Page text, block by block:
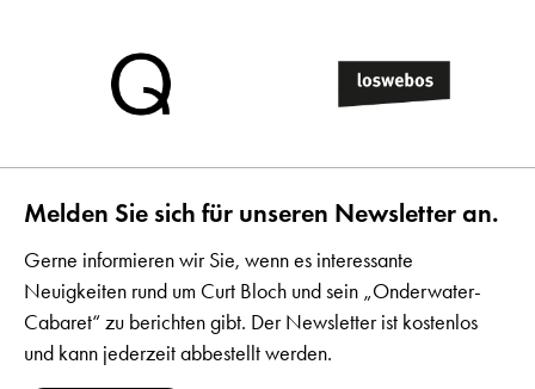
Melden Sie sich für unseren Newsletter an.
Gerne informieren wir Sie, wenn es interessante
Neuigkeiten rund um Curt Bloch und sein „Onderwater-
Cabaret“ zu berichten gibt. Der Newsletter ist kostenlos
und kann jederzeit abbestellt werden.